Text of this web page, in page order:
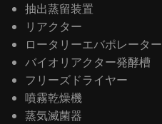
抽出蒸留装置
リアクター
ロータリーエバポレーター
バイオリアクター発酵槽
フリーズドライヤー
噴霧乾燥機
蒸気滅菌器